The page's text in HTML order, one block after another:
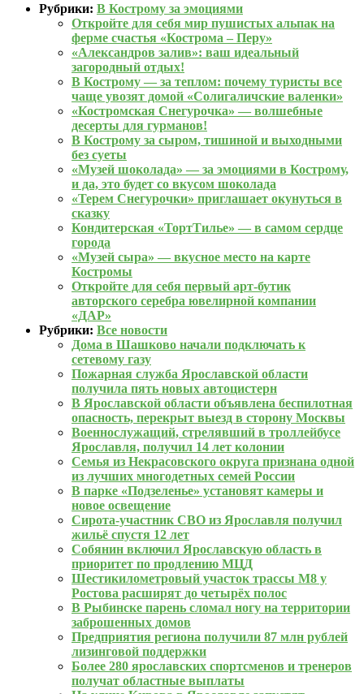
Рубрики: В Кострому за эмоциями
Откройте для себя мир пушистых альпак на
ферме счастья «Кострома – Перу»
«Александров залив»: ваш идеальный
загородный отдых!
В Кострому — за теплом: почему туристы все
чаще увозят домой «Солигаличские валенки»
«Костромская Снегурочка» — волшебные
десерты для гурманов!
В Кострому за сыром, тишиной и выходными
без суеты
«Музей шоколада» — за эмоциями в Кострому,
и да, это будет со вкусом шоколада
«Терем Снегурочки» приглашает окунуться в
сказку
Кондитерская «ТортТилье» — в самом сердце
города
«Музей сыра» — вкусное место на карте
Костромы
Откройте для себя первый арт-бутик
авторского серебра ювелирной компании
«ДАР»
Рубрики: Все новости
Дома в Шашково начали подключать к
сетевому газу
Пожарная служба Ярославской области
получила пять новых автоцистерн
В Ярославской области объявлена беспилотная
опасность, перекрыт выезд в сторону Москвы
Военнослужащий, стрелявший в троллейбусе
Ярославля, получил 14 лет колонии
Семья из Некрасовского округа признана одной
из лучших многодетных семей России
В парке «Подзеленье» установят камеры и
новое освещение
Сирота-участник СВО из Ярославля получил
жильё спустя 12 лет
Собянин включил Ярославскую область в
приоритет по продлению МЦД
Шестикилометровый участок трассы М8 у
Ростова расширят до четырёх полос
В Рыбинске парень сломал ногу на территории
заброшенных домов
Предприятия региона получили 87 млн рублей
лизинговой поддержки
Более 280 ярославских спортсменов и тренеров
получат областные выплаты